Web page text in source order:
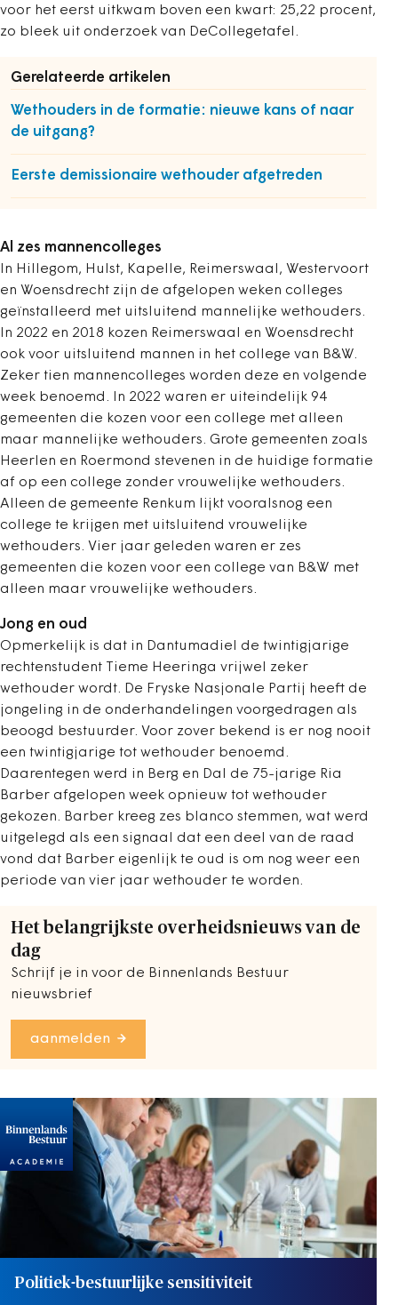
voor het eerst uitkwam boven een kwart: 25,22 procent,
zo bleek uit onderzoek van DeCollegetafel.
Gerelateerde artikelen
Wethouders in de formatie: nieuwe kans of naar
de uitgang?
Eerste demissionaire wethouder afgetreden
Al zes mannencolleges
In Hillegom, Hulst, Kapelle, Reimerswaal, Westervoort
en Woensdrecht zijn de afgelopen weken colleges
geïnstalleerd met uitsluitend mannelijke wethouders.
In 2022 en 2018 kozen Reimerswaal en Woensdrecht
ook voor uitsluitend mannen in het college van B&W.
Zeker tien mannencolleges worden deze en volgende
week benoemd. In 2022 waren er uiteindelijk 94
gemeenten die kozen voor een college met alleen
maar mannelijke wethouders. Grote gemeenten zoals
Heerlen en Roermond stevenen in de huidige formatie
af op een college zonder vrouwelijke wethouders.
Alleen de gemeente Renkum lijkt vooralsnog een
college te krijgen met uitsluitend vrouwelijke
wethouders. Vier jaar geleden waren er zes
gemeenten die kozen voor een college van B&W met
alleen maar vrouwelijke wethouders.
Jong en oud
Opmerkelijk is dat in Dantumadiel de twintigjarige
rechtenstudent Tieme Heeringa vrijwel zeker
wethouder wordt. De Fryske Nasjonale Partij heeft de
jongeling in de onderhandelingen voorgedragen als
beoogd bestuurder. Voor zover bekend is er nog nooit
een twintigjarige tot wethouder benoemd.
Daarentegen werd in Berg en Dal de 75-jarige Ria
Barber afgelopen week opnieuw tot wethouder
gekozen. Barber kreeg zes blanco stemmen, wat werd
uitgelegd als een signaal dat een deel van de raad
vond dat Barber eigenlijk te oud is om nog weer een
periode van vier jaar wethouder te worden.
Het belangrijkste overheidsnieuws van de
dag
Schrijf je in voor de Binnenlands Bestuur
nieuwsbrief
aanmelden
Politiek-bestuurlijke sensitiviteit